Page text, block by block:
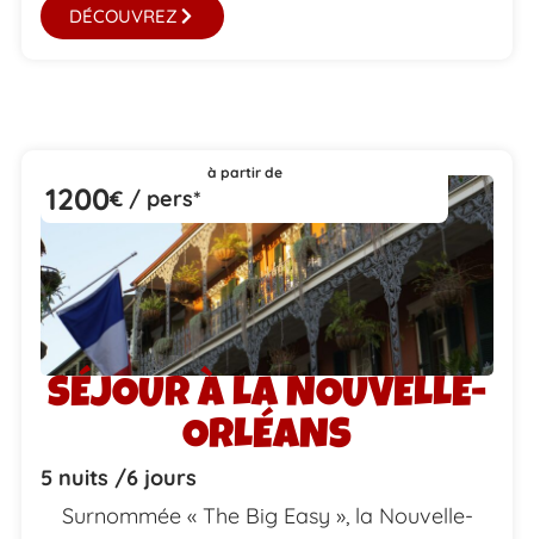
DÉCOUVREZ
à partir de
1200€ / pers*
SÉJOUR À LA NOUVELLE-
ORLÉANS
5 nuits /6 jours
Surnommée « The Big Easy », la Nouvelle-